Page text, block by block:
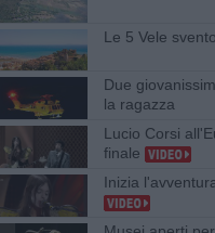
Le 5 Vele
Due
la ragazza
Lucio Corsi
finale
Inizia